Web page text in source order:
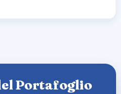
Portafoglio